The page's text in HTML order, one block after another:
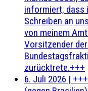
informiert, dass
Schreiben an
von meinem
Vorsitzender
zurücktrete.+++
6. Juli 2026 |